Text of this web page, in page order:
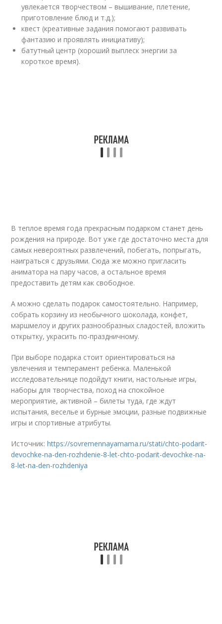
увлекается творчеством – вышивание, плетение,
приготовление блюд и т.д.);
квест (креативные задания помогают развивать
фантазию и проявлять инициативу);
батутный центр (хороший выплеск энергии за
короткое время).
В теплое время года прекрасным подарком станет день
рождения на природе. Вот уже где достаточно места для
самых невероятных развлечений, побегать, попрыгать,
наиграться с друзьями. Сюда же можно пригласить
аниматора на пару часов, а остальное время
предоставить детям как свободное.
А можно сделать подарок самостоятельно. Например,
собрать корзину из необычного шоколада, конфет,
маршмелоу и других разнообразных сладостей, вложить
открытку, украсить по-праздничному.
При выборе подарка стоит ориентироваться на
увлечения и темперамент ребенка. Маленькой
исследовательнице подойдут книги, настольные игры,
наборы для творчества, поход на спокойное
мероприятие, активной – билеты туда, где ждут
испытания, веселье и бурные эмоции, разные подвижные
игры и спортивные атрибуты.
Источник:https://sovremennayamama.ru/stati/chto-podarit-
devochke-na-den-rozhdenie-8-let-chto-podarit-devochke-na-
8-let-na-den-rozhdeniya